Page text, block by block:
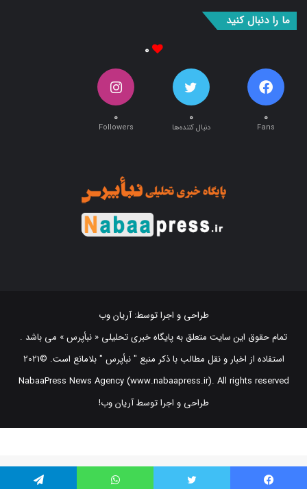
ما را دنبال کنید
۰
۰
Fans
۰
دنبال کننده‌ها
۰
Followers
طراحی و اجرا توسط:آریان وب
تمام حقوق این سایت متعلق به پایگاه خبری تحلیلی « نبأپرس » می باشد .
استفاده از اخبار و نقل مطالب با ذکر منبع "‌ نبأپرس " بلامانع است. ©2021
NabaaPress News Agency (www.nabaapress.ir). All rights reserved
طراحی و اجرا توسط آریان وب!